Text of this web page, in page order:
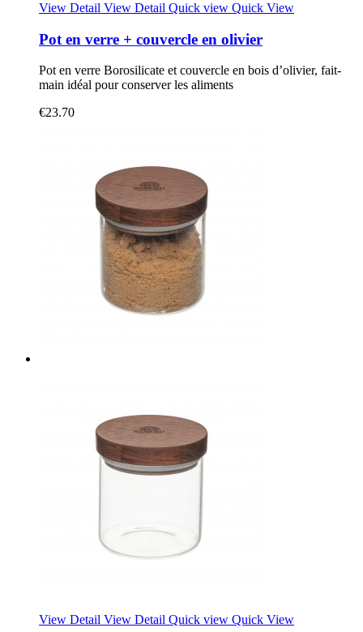
View Detail View Detail Quick view Quick View
Pot en verre + couvercle en olivier
Pot en verre Borosilicate et couvercle en bois d’olivier, fait-
main idéal pour conserver les aliments
€23.70
View Detail View Detail Quick view Quick View